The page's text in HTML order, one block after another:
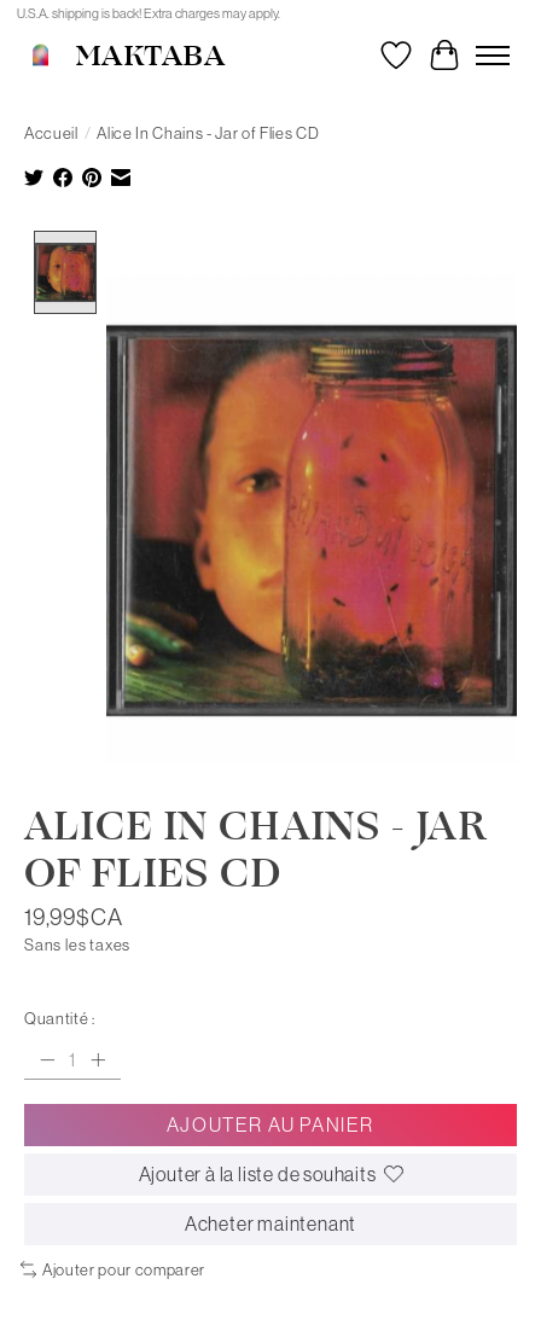
U.S.A. shipping is back! Extra charges may apply.
MAKTABA Liste de souhaits
Panier
Accueil / Alice In Chains - Jar of Flies CD
ALICE IN CHAINS - JAR
OF FLIES CD
19,99$CA
Sans les taxes
Quantité :
AJOUTER AU PANIER
Ajouter à la liste de souhaits
Acheter maintenant
Ajouter pour comparer